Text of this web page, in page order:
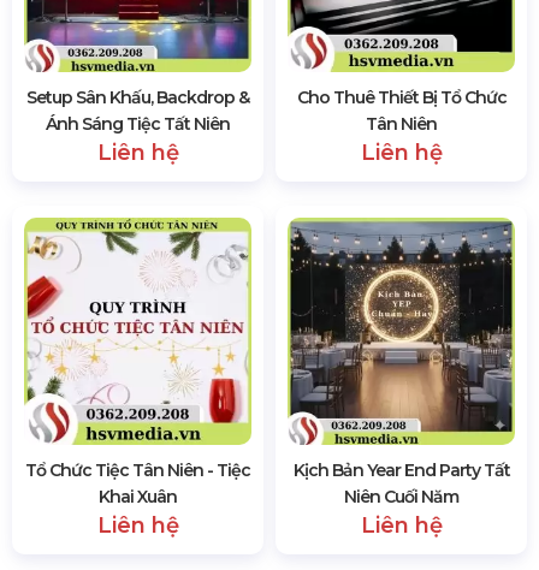
Setup Sân Khấu, Backdrop &
Ánh Sáng Tiệc Tất Niên
Liên hệ
Cho Thuê Thiết Bị Tổ Chức
Tân Niên
Liên hệ
Tổ Chức Tiệc Tân Niên - Tiệc
Khai Xuân
Liên hệ
Kịch Bản Year End Party Tất
Niên Cuối Năm
Liên hệ